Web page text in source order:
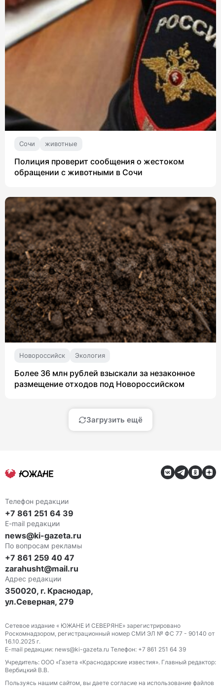
Сочи животные
Полиция проверит сообщения о жестоком
обращении с животными в Сочи
Новороссийск Экология
Более 36 млн рублей взыскали за незаконное
размещение отходов под Новороссийском
Загрузить ещё
Телефон редакции
+7 861 251 64 39
E-mail редакции
news@ki-gazeta.ru
По вопросам рекламы
+7 861 259 40 47
zarahusht@mail.ru
Адрес редакции
350020, г. Краснодар,
ул.Северная, 279
Сетевое издание « ЮЖАНЕ И СЕВЕРЯНЕ» зарегистрировано
Роскомнадзором, регистрационный номер СМИ ЭЛ № ФС 77 - 90140 от
16.10.2025 г.
E-mail редакции: news@ki-gazeta.ru Телефон: +7 861 251 64 39
Учредитель: ООО «Газета «Краснодарские известия». Главный редактор:
Вербицкий В.В.
Пользуясь нашим сайтом, вы даете согласие на использование файлов